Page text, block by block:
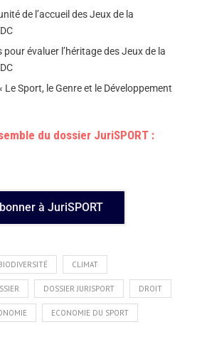
de l’accueil des Jeux de la
évaluer l’héritage des Jeux de la
Le Sport, le Genre et le Développement
du dossier JuriSPORT :
à JuriSPORT
CLIMAT
DOSSIER JURISPORT DROIT
ECONOMIE DU SPORT